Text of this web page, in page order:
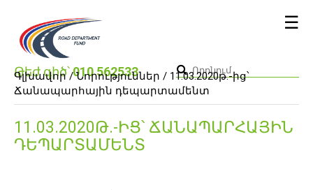
☰
Թեժ գիծ՝010 562533
Գլխավոր / Նորություններ / 11.03.2020թ.-ից՝
Ճանապարհային դեպարտամենտ
11.03.2020Թ.-ԻՑ՝ ՃԱՆԱՊԱՐՀԱՅԻՆ
ԴԵՊԱՐՏԱՄԵՆՏ